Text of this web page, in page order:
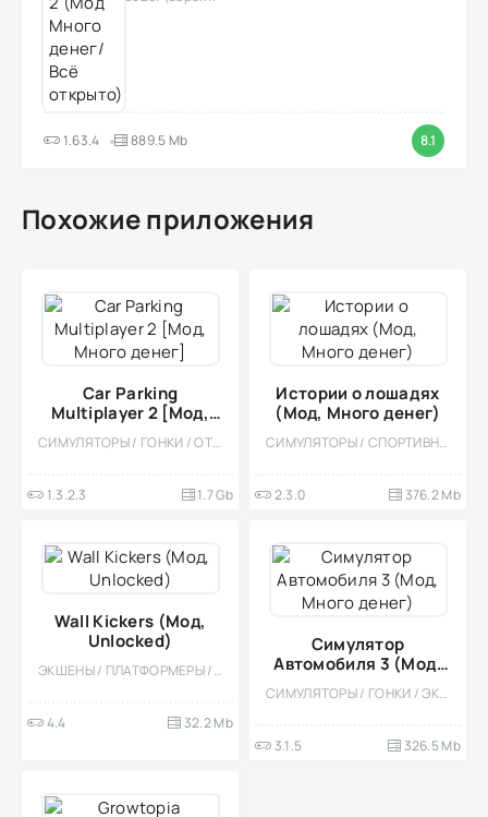
1.63.4 889.5 Mb 8.1
Похожие приложения
Car Parking
Multiplayer 2 [Мод,
Много денег]
СИМУЛЯТОРЫ / ГОНКИ / ОТКРЫТЫЙ МИР / КАЗУАЛЬНЫЕ / СТИЛИЗАЦИЯ / 3D / ВСТРОЕННЫЙ КЕШ / БОЛЬШАЯ / МОД / ФИЗИКА
1.3.2.3 1.7 Gb
Истории о лошадях
(Мод, Много денег)
СИМУЛЯТОРЫ / СПОРТИВНЫЕ / КАЗУАЛЬНЫЕ / ОДНОПОЛЬЗОВАТЕЛЬСКИЕ / СТИЛИЗАЦИЯ / ОФЛАЙН / МОД / ВСТРОЕННЫЙ КЕШ / ДЕВОЧКАМ / ВИЗУАЛЬНАЯ НОВЕЛЛА
2.3.0 376.2 Mb
Wall Kickers (Мод,
Unlocked)
ЭКШЕНЫ / ПЛАТФОРМЕРЫ / КАЗУАЛЬНЫЕ / ОДНОПОЛЬЗОВАТЕЛЬСКИЕ / СТИЛИЗАЦИЯ / ПИКСЕЛЬНАЯ / ОФЛАЙН / ДЛЯ ДЕТЕЙ / МАЛЕНЬКАЯ / МОД
4.4 32.2 Mb
Симулятор
Автомобиля 3 (Мод,
Много денег)
СИМУЛЯТОРЫ / ГОНКИ / ЭКСТРЕМАЛЬНАЯ ЕЗДА / КАЗУАЛЬНЫЕ / ОДНОПОЛЬЗОВАТЕЛЬСКИЕ / СТИЛИЗАЦИЯ / ОФЛАЙН / МОД / ФИЗИКА
3.1.5 326.5 Mb